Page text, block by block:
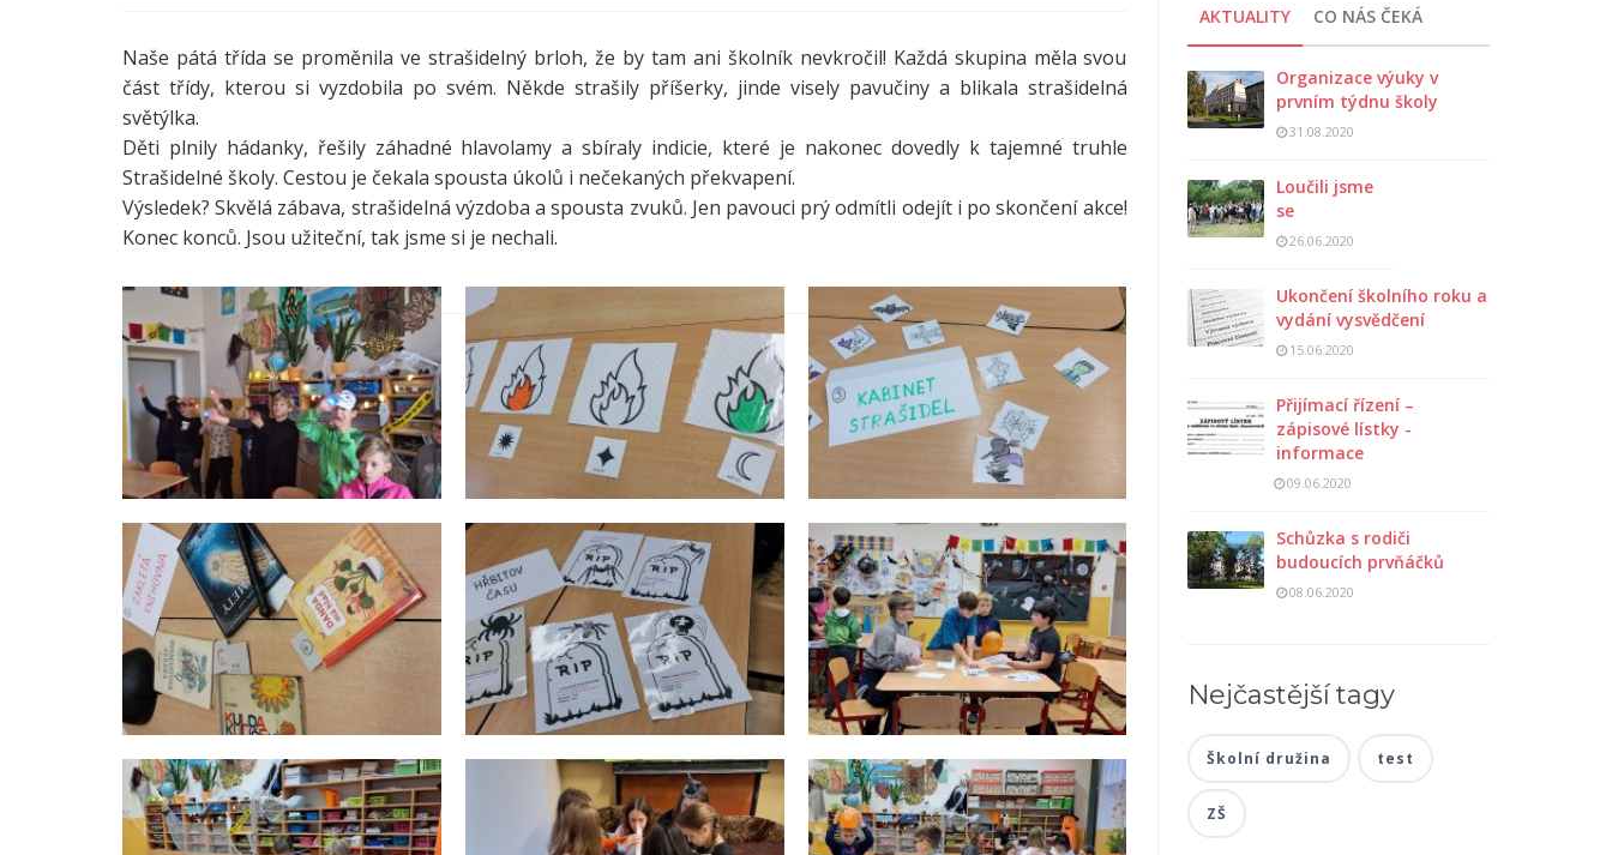
Naše pátá třída se proměnila ve strašidelný brloh, že by tam ani školník nevkročil! Každá skupina měla svou
část třídy, kterou si vyzdobila po svém. Někde strašily příšerky, jinde visely pavučiny a blikala strašidelná
světýlka.
Děti plnily hádanky, řešily záhadné hlavolamy a sbíraly indicie, které je nakonec dovedly k tajemné truhle
Strašidelné školy. Cestou je čekala spousta úkolů i nečekaných překvapení.
Výsledek? Skvělá zábava, strašidelná výzdoba a spousta zvuků. Jen pavouci prý odmítli odejít i po skončení akce!
Konec konců. Jsou užiteční, tak jsme si je nechali.
AKTUALITY CO NÁS ČEKÁ
Organizace výuky v
prvním týdnu školy
31.08.2020
Loučili jsme
se
26.06.2020
Ukončení školního roku a
vydání vysvědčení
15.06.2020
Přijímací řízení –
zápisové lístky -
informace
09.06.2020
Schůzka s rodiči
budoucích prvňáčků
08.06.2020
Nejčastější tagy
Školní družina test
ZŠ